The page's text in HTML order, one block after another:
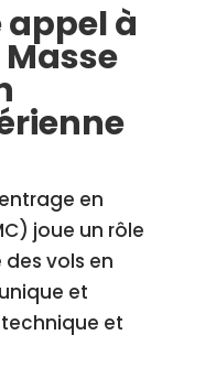
à
en
joue un rôle
vols en
et
et